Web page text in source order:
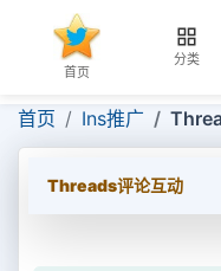
首页
分类
首页 Ins推广
Threads评论互动